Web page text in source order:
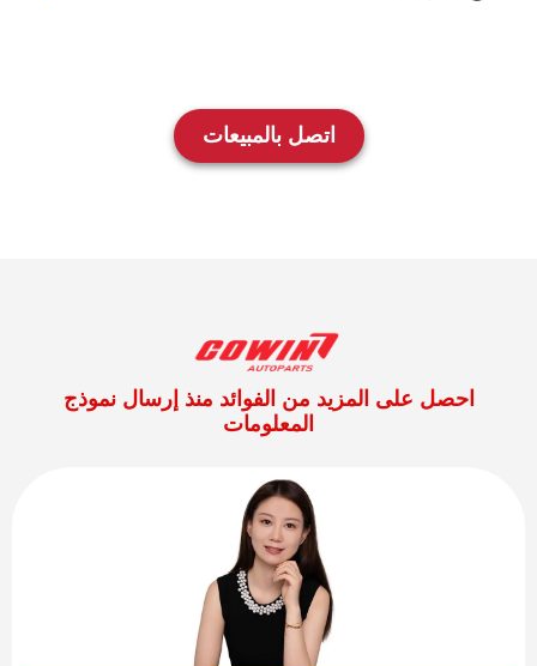
اتصل بالمبيعات
احصل على المزيد من الفوائد منذ إرسال نموذج
المعلومات